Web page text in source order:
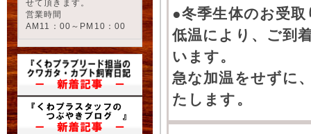
せて頂きます。
営業時間
AM11：00～PM10：00
●冬季生体のお受
低温により、ご到
います。
急な加温をせずに
たします。